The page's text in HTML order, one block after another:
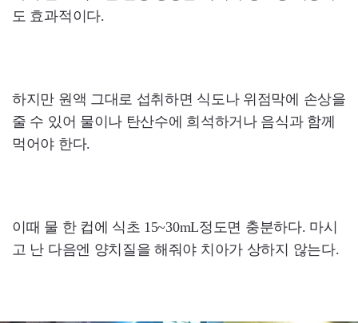
도 효과적이다.
하지만 원액 그대로 섭취하면 식도나 위점막에 손상을
줄 수 있어 물이나 탄산수에 희석하거나 음식과 함께
먹어야 한다.
이때 물 한 컵에 식초 15~30mL정도면 충분하다. 마시
고 난 다음엔 양치질을 해줘야 치아가 상하지 않는다.